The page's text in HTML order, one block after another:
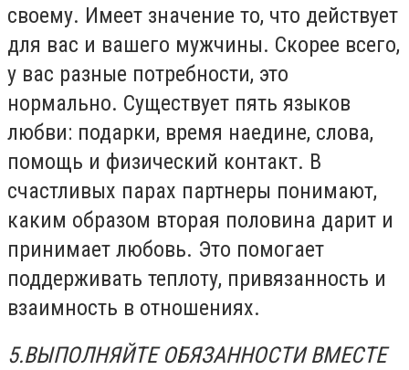
своему. Имеет значение то, что действует
для вас и вашего мужчины. Скорее всего,
у вас разные потребности, это
нормально. Существует пять языков
любви: подарки, время наедине, слова,
помощь и физический контакт. В
счастливых парах партнеры понимают,
каким образом вторая половина дарит и
принимает любовь. Это помогает
поддерживать теплоту, привязанность и
взаимность в отношениях.
5.ВЫПОЛНЯЙТЕ ОБЯЗАННОСТИ ВМЕСТЕ